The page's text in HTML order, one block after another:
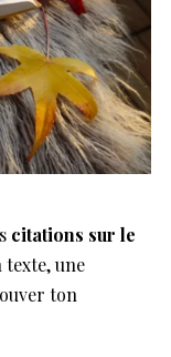
citations sur le
texte, une
ton